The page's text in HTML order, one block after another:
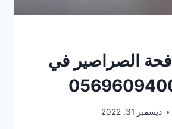
الصراصير في
ديسمبر 31, 2022